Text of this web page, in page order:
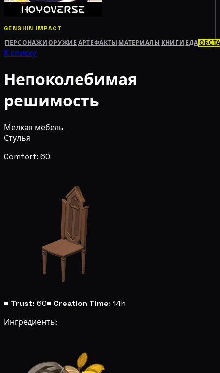
GENSHIN IMPACT
ПЕРСОНАЖИ ОРУЖИЕ АРТЕФАКТЫ МАТЕРИАЛЫ КНИГИ ЕДА
К списку
Непоколебимая
решимость
Мелкая мебель
Стулья
Comfort: 60
■ Trust: 60■ Creation Time: 14h
Ингредиенты: